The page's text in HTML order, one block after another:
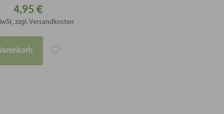
4,95 €
zzgl. Versandkosten